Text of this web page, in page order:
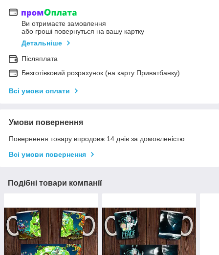
Ви отримаєте замовлення
або гроші повернуться на вашу картку
Детальніше
Післяплата
Безготівковий розрахунок (на карту Приватбанку)
Всі умови оплати
Умови повернення
Повернення товару впродовж 14 днів за домовленістю
Всі умови повернення
Подібні товари компанії